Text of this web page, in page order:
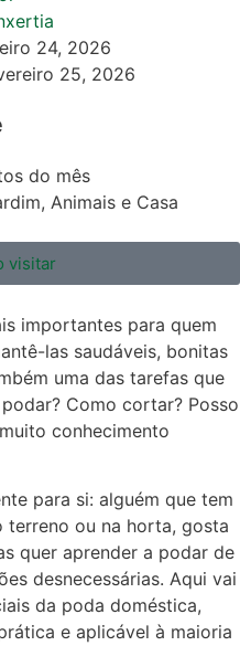
24, 2026
25, 2026
do mês
Animais e Casa
visitar
importantes para quem
las saudáveis, bonitas
uma das tarefas que
Como cortar? Posso
conhecimento
para si: alguém que tem
terreno ou na horta, gosta
quer aprender a podar de
desnecessárias. Aqui vai
da poda doméstica,
e aplicável à maioria